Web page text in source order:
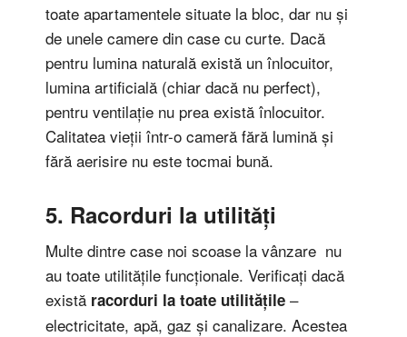
toate apartamentele situate la bloc, dar nu și
de unele camere din case cu curte. Dacă
pentru lumina naturală există un înlocuitor,
lumina artificială (chiar dacă nu perfect),
pentru ventilație nu prea există înlocuitor.
Calitatea vieții într-o cameră fără lumină și
fără aerisire nu este tocmai bună.
5. Racorduri la utilități
Multe dintre case noi scoase la vânzare nu
au toate utilitățile funcționale. Verificați dacă
există racorduri la toate utilitățile –
electricitate, apă, gaz și canalizare. Acestea